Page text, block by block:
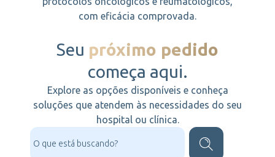
com eficácia comprovada.
Seu próximo pedido
começa aqui.
Explore as opções disponíveis e conheça
soluções que atendem às necessidades do seu
hospital ou clínica.